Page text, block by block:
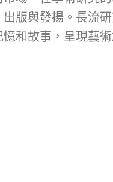
版與發揚。長流
和故事，呈現藝